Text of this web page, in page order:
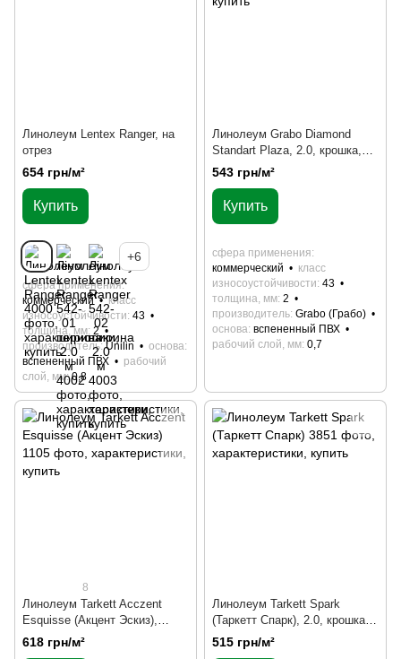
Линолеум Lentex Ranger, на
отрез
654 грн/м²
Купить
+6
сфера применения
коммерческий
класс
износоустойчивости 43
толщина, мм 2
производитель Unilin
основа
вспененный ПВХ
рабочий
слой, мм 0,8
Линолеум Grabo Diamond
Standart Plaza, 2.0, крошка,
под мрамор, целым рулоном
543 грн/м²
Купить
сфера применения
коммерческий
класс
износоустойчивости 43
толщина, мм 2
производитель Grabo (Грабо)
основа вспененный ПВХ
рабочий слой, мм 0,7
8
Линолеум Tarkett Acczent
Esquisse (Акцент Эскиз),
однотонный, целым рулоном
618 грн/м²
Линолеум Tarkett Spark
(Таркетт Спарк), 2.0, крошка,
под мрамор, целым рулоном
515 грн/м²